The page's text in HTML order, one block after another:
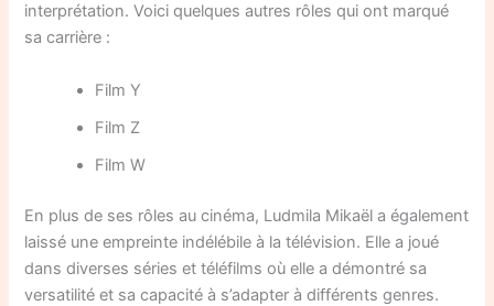
interprétation. Voici quelques autres rôles qui ont marqué
sa carrière :
Film Y
Film Z
Film W
En plus de ses rôles au cinéma, Ludmila Mikaël a également
laissé une empreinte indélébile à la télévision. Elle a joué
dans diverses séries et téléfilms où elle a démontré sa
versatilité et sa capacité à s’adapter à différents genres.